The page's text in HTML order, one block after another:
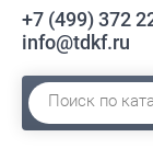
+7 (499) 372
info@tdkf.ru